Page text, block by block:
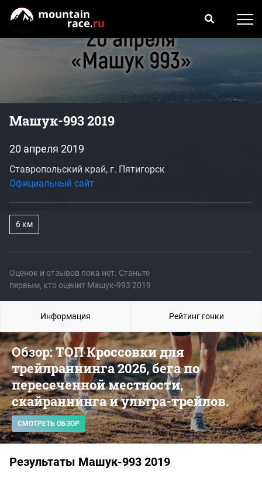
Машук-993 2019
Оценок и отзывов пока нет. Станьте
первым, кто оценит Машук-993 2019
20 апреля 2019
Ставропольский край, г. Пятигорск
Официальный сайт
6 км
Обзор: ТОП Кроссовки для
трейлраннинга 2026, бега по
пересеченной местности,
скайраннинга и ультра-трейлов.
СМОТРЕТЬ ОБЗОР
Результаты Машук-993 2019
Информация Рейтинг гонки